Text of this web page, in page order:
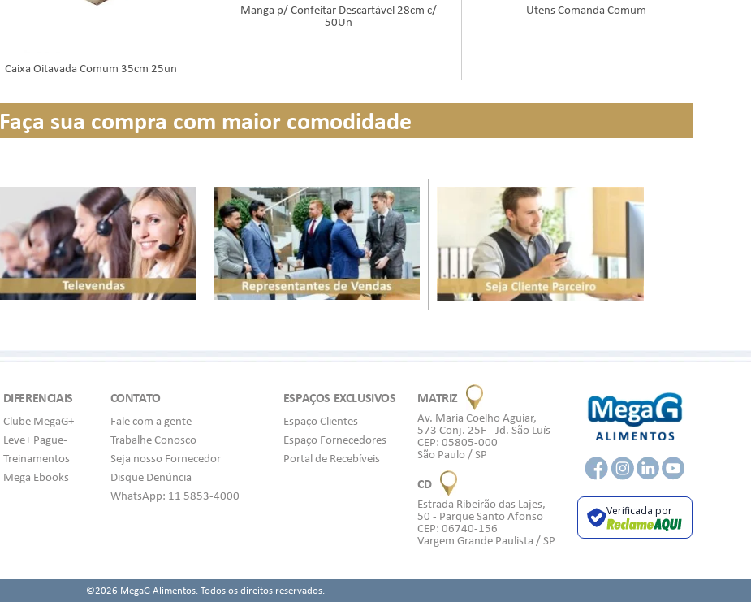
Caixa Oitavada Comum 35cm 25un
Manga p/ Confeitar Descartável 28cm c/
50Un
Utens Comanda Comum
Faça sua compra com maior comodidade
DIFERENCIAIS
Clube MegaG+
Leve+ Pague-
Treinamentos
Mega Ebooks
CONTATO
Fale com a gente
Trabalhe Conosco
Seja nosso Fornecedor
Disque Denúncia
WhatsApp: 11 5853-4000
ESPAÇOS EXCLUSIVOS
Espaço Clientes
Espaço Fornecedores
Portal de Recebíveis
MATRIZ
Av. Maria Coelho Aguiar,
573 Conj. 25F - Jd. São Luís
CEP: 05805-000
São Paulo / SP
CD
Estrada Ribeirão das Lajes,
50 - Parque Santo Afonso
CEP: 06740-156
Vargem Grande Paulista / SP
Verificada por
©2026 MegaG Alimentos. Todos os direitos reservados.